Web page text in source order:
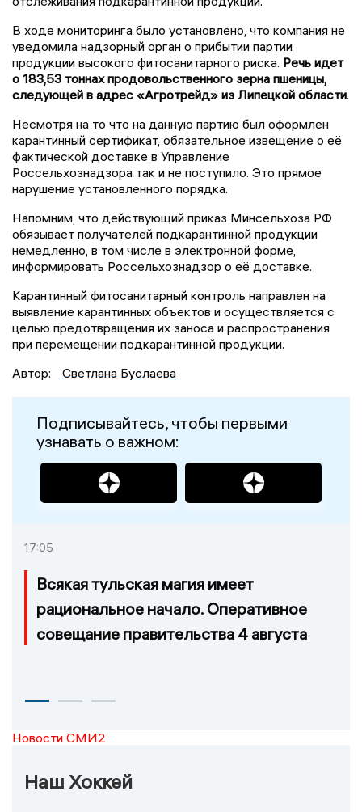
В ходе мониторинга было установлено, что компания не
уведомила надзорный орган о прибытии партии
продукции высокого фитосанитарного риска. Речь идет
о 183,53 тоннах продовольственного зерна пшеницы,
следующей в адрес «Агротрейд» из Липецкой области.
Несмотря на то что на данную партию был оформлен
карантинный сертификат, обязательное извещение о её
фактической доставке в Управление
Россельхознадзора так и не поступило. Это прямое
нарушение установленного порядка.
Напомним, что действующий приказ Минсельхоза РФ
обязывает получателей подкарантинной продукции
немедленно, в том числе в электронной форме,
информировать Россельхознадзор о её доставке.
Карантинный фитосанитарный контроль направлен на
выявление карантинных объектов и осуществляется с
целью предотвращения их заноса и распространения
при перемещении подкарантинной продукции.
Автор:
Светлана Буслаева
Подписывайтесь, чтобы первыми
узнавать о важном:
17:05
Всякая тульская магия имеет
рациональное начало. Оперативное
совещание правительства 4 августа
Новости СМИ2
Наш Хоккей